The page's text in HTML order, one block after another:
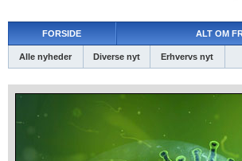
FORSIDE ALT OM
Alle nyheder Diverse nyt Erhvervs nyt